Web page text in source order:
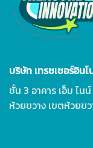
บริษัท เทรชเชอร์อิน
ชั้น 3 อาคาร เอ็ม ไน
ห้วยขวาง เขตห้วยข